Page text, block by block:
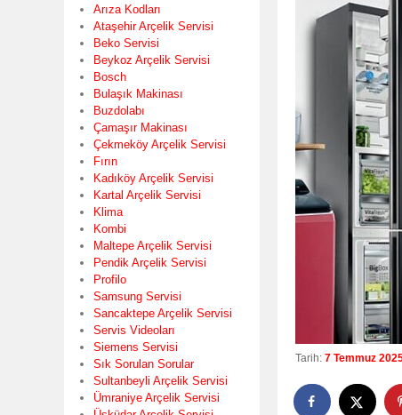
Tarih: 7 Temmuz
Arıza Kodları
Ataşehir Arçelik Servisi
Beko Servisi
Beykoz Arçelik Servisi
Bosch
Bulaşık Makinası
Buzdolabı
Çamaşır Makinası
Çekmeköy Arçelik Servisi
Fırın
Kadıköy Arçelik Servisi
Kartal Arçelik Servisi
Klima
Kombi
Maltepe Arçelik Servisi
Pendik Arçelik Servisi
Profilo
Samsung Servisi
Sancaktepe Arçelik Servisi
Servis Videoları
Siemens Servisi
Sık Sorulan Sorular
Sultanbeyli Arçelik Servisi
Ümraniye Arçelik Servisi